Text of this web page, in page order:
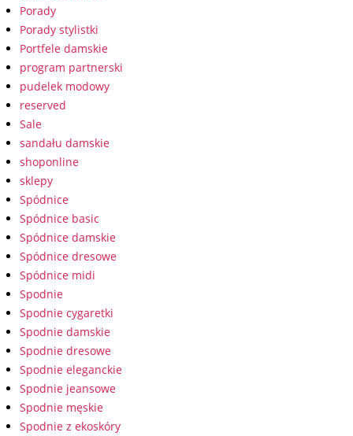
Porady
Porady stylistki
Portfele damskie
program partnerski
pudelek modowy
reserved
Sale
sandału damskie
shoponline
sklepy
Spódnice
Spódnice basic
Spódnice damskie
Spódnice dresowe
Spódnice midi
Spodnie
Spodnie cygaretki
Spodnie damskie
Spodnie dresowe
Spodnie eleganckie
Spodnie jeansowe
Spodnie męskie
Spodnie z ekoskóry